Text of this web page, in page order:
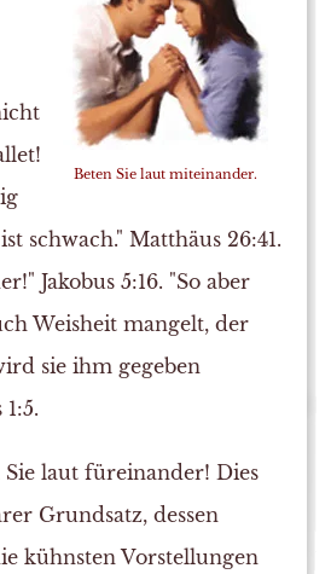
Beten Sie laut miteinander.
schwach." Matthäus 26:41.
Jakobus 5:16. "So aber
Weisheit mangelt, der
sie ihm gegeben
laut füreinander! Dies
Grundsatz, dessen
kühnsten Vorstellungen